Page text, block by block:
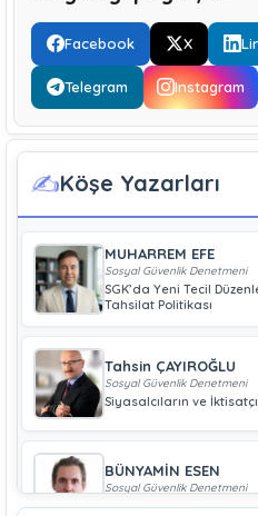
Facebook X
Telegram Instagram
✍️Köşe Yazarları
MUHARREM EFE
Sosyal Güvenlik Denetmeni
SGK’da Yeni Tecil
Tahsilat Politikası
Tahsin ÇAYIROĞLU
Sosyal Güvenlik Denetmeni
Siyasalcıların ve
BÜNYAMİN ESEN
Sosyal Güvenlik Denetmeni
Geliri Düşük Olan